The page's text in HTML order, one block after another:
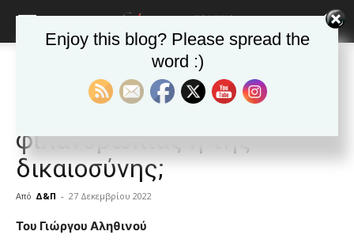
Άρθρα
Άρθρα Δημοφιλή άρθρα
Κοινωνία της
φιλανθρωπίας ή της
δικαιοσύνης;
Από Δ&Π - 27 Δεκεμβρίου 2022
blonde
Του Γιώργου Αληθινού
Enjoy this blog? Please spread the
word :)